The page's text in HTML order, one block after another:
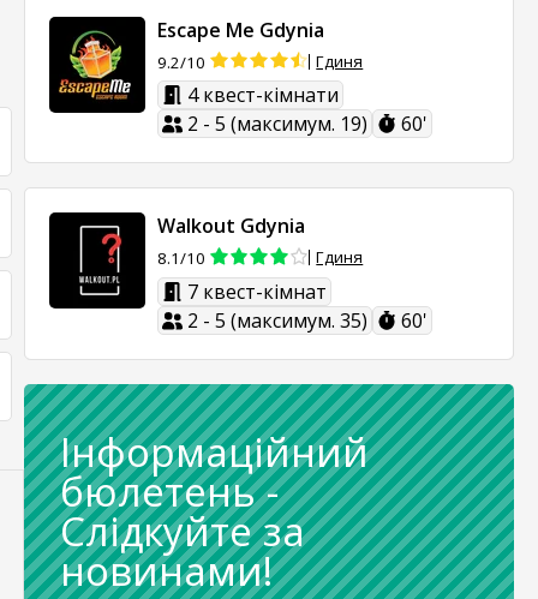
Escape Me Gdynia
9.2/10 Гдиня
4 квест-кімнати
2 - 5 (максимум. 19)
60'
Walkout Gdynia
8.1/10 Гдиня
7 квест-кімнат
2 - 5 (максимум. 35)
60'
Інформаційний
бюлетень -
Слідкуйте за
новинами!